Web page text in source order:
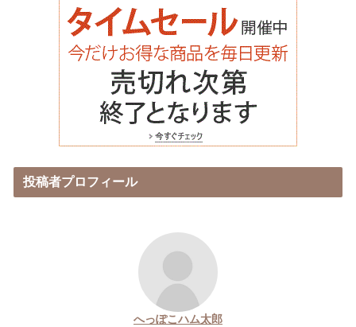
投稿者プロフィール
へっぽこハム太郎